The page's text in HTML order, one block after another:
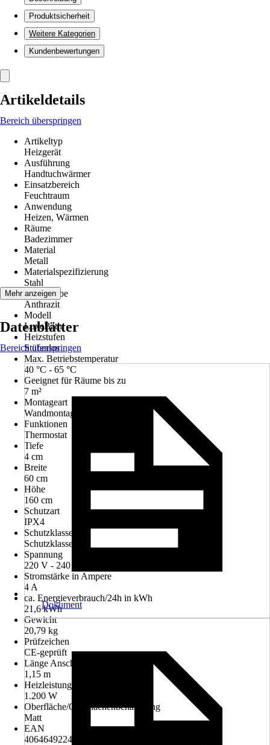
Produktsicherheit
Weitere Kategorien
Kundenbewertungen
Artikeldetails
Bereich überspringen
Artikeltyp
Heizgerät
Ausführung
Handtuchwärmer
Einsatzbereich
Feuchtraum
Anwendung
Heizen, Wärmen
Räume
Badezimmer
Material
Metall
Materialspezifizierung
Stahl
Grundfarbe
Anthrazit
Modell
LuxeBath
Heizstufen
Stufenlos
Max. Betriebstemperatur
40 °C - 65 °C
Geeignet für Räume bis zu
7 m²
Montageart
Wandmontage
Funktionen
Thermostat
Tiefe
4 cm
Breite
60 cm
Höhe
160 cm
Schutzart
IPX4
Schutzklasse
Schutzklasse I
Spannung
220 V - 240 V
Stromstärke in Ampere
4 A
ca. Energieverbrauch/24h in kWh
21,6 kWh
Gewicht
20,79 kg
Prüfzeichen
CE-geprüft
Länge Anschlusskabel
1,15 m
Heizleistung
1.200 W
Oberfläche/Oberflächenbehandlung
Matt
EAN
4064649224674
Mehr anzeigen
Datenblätter
Bereich überspringen
Dokument